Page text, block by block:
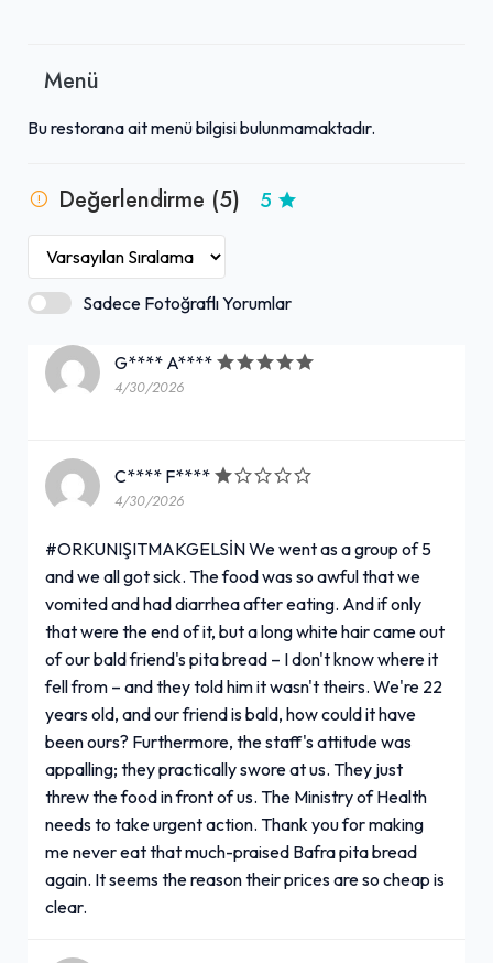
tarafından sıkça vurgulanan bir diğer önemli özelliğidir.
araya getiren bu mekan, ziyaretçilerin tekrar gelmek
Menü
Bu restorana ait menü bilgisi bulunmamaktadır.
Değerlendirme (5) 5
Sadece Fotoğraflı Yorumlar
G**** A****
4/30/2026
C**** F****
4/30/2026
#ORKUNIŞITMAKGELSİN We went as a group of 5
and we all got sick. The food was so awful that we
vomited and had diarrhea after eating. And if only
that were the end of it, but a long white hair came out
of our bald friend's pita bread – I don't know where it
fell from – and they told him it wasn't theirs. We're 22
years old, and our friend is bald, how could it have
been ours? Furthermore, the staff's attitude was
appalling; they practically swore at us. They just
threw the food in front of us. The Ministry of Health
needs to take urgent action. Thank you for making
me never eat that much-praised Bafra pita bread
again. It seems the reason their prices are so cheap is
clear.